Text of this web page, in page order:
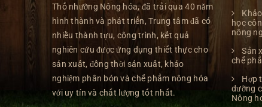
Thổ nhưỡng Nông hóa, đã trải qua 40 năm
hình thành và phát triển, Trung tâm đã có
nhiều thành tựu, công trình, kết quả
nghiên cứu được ứng dụng thiết thực cho
sản xuất, đồng thời sản xuất, khảo
nghiệm phân bón và chế phẩm nông hóa
với uy tín và chất lượng tốt nhất.
học
nông
Sản
chế
Hợp
dưỡng
Nông